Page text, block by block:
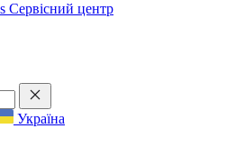
Сервісний центр
Україна